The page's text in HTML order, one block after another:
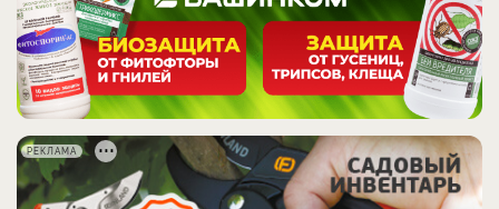
РЕКЛАМА